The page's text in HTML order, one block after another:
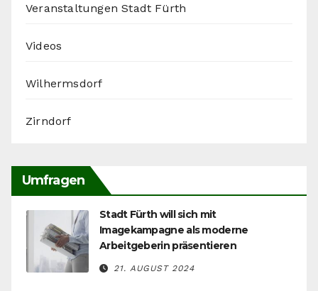
Veranstaltungen Stadt Fürth
Videos
Wilhermsdorf
Zirndorf
Umfragen
Stadt Fürth will sich mit
Imagekampagne als moderne
Arbeitgeberin präsentieren
21. AUGUST 2024